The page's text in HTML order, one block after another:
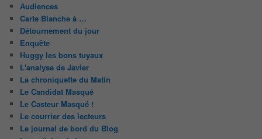
Audiences
Carte Blanche à …
Détournement du jour
Enquête
Huggy les bons tuyaux
L'analyse de Javier
La chroniquette du Matin
Le Candidat Masqué
Le Casteur Masqué !
Le courrier des lecteurs
Le journal de bord du Blog